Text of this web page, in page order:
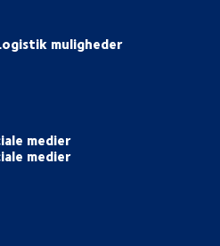
muligheder
medier
medier